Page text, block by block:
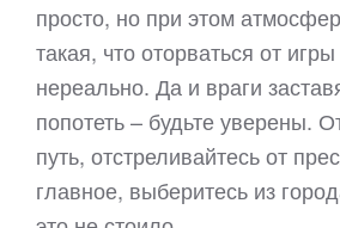
просто, но при этом
такая, что оторваться от
нереально. Да и враги
попотеть – будьте уверены.
путь, отстреливайтесь от
главное, выберитесь из